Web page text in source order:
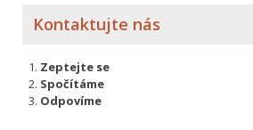
Kontaktujte nás
Zeptejte se
Spočítáme
Odpovíme